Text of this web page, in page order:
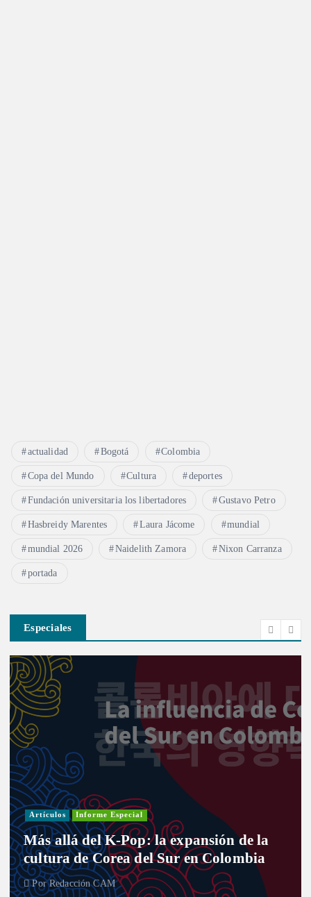
actualidad Bogotá Colombia
Copa del Mundo Cultura deportes
Fundación universitaria los libertadores Gustavo Petro
Hasbreidy Marentes Laura Jácome mundial
mundial 2026 Naidelith Zamora Nixon Carranza
portada
Especiales
la expansión de la
Sur en Colombia
Entre curules y
desafío de las
Congreso
PorRedacción CAM